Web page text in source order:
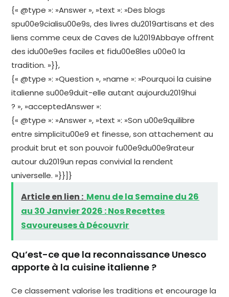
{« @type »: »Answer », »text »: »Des blogs
spu00e9cialisu00e9s, des livres du2019artisans et des
liens comme ceux de Caves de lu2019Abbaye offrent
des idu00e9es faciles et fidu00e8les u00e0 la
tradition. »}},
{« @type »: »Question », »name »: »Pourquoi la cuisine
italienne su00e9duit-elle autant aujourdu2019hui
? », »acceptedAnswer »:
{« @type »: »Answer », »text »: »Son u00e9quilibre
entre simplicitu00e9 et finesse, son attachement au
produit brut et son pouvoir fu00e9du00e9rateur
autour du2019un repas convivial la rendent
universelle. »}}]}
Article en lien : Menu de la Semaine du 26
au 30 Janvier 2026 : Nos Recettes
Savoureuses à Découvrir
Qu’est-ce que la reconnaissance Unesco
apporte à la cuisine italienne ?
Ce classement valorise les traditions et encourage la